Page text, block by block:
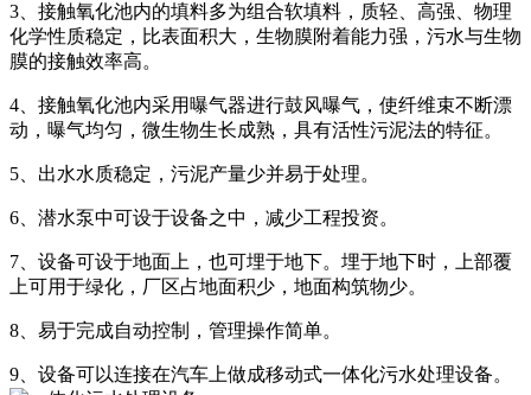
3、接触氧化池内的填料多为组合软填料，质轻、高强、物理
化学性质稳定，比表面积大，生物膜附着能力强，污水与生物
膜的接触效率高。
4、接触氧化池内采用曝气器进行鼓风曝气，使纤维束不断漂
动，曝气均匀，微生物生长成熟，具有活性污泥法的特征。
5、出水水质稳定，污泥产量少并易于处理。
6、潜水泵中可设于设备之中，减少工程投资。
7、设备可设于地面上，也可埋于地下。埋于地下时，上部覆
上可用于绿化，厂区占地面积少，地面构筑物少。
8、易于完成自动控制，管理操作简单。
9、设备可以连接在汽车上做成移动式一体化污水处理设备。